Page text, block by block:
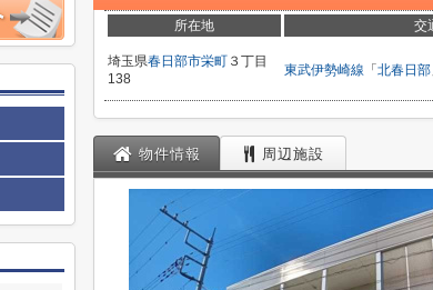
所在地 交
埼玉県春日部市栄町 ３丁目
138
東武伊勢崎線 「 北春日部
物件情報 周辺施設